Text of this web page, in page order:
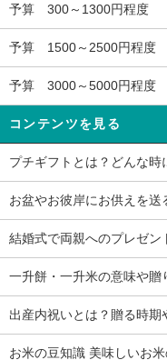
予算 300～1300円程度
予算 1500～2500円程度
予算 3000～5000円程度
コンテンツを見る
プチギフトとは？どんな時
お盆やお彼岸にお供えを送
結婚式で両親へのプレゼン
一升餅・一升米の意味や贈
出産内祝いとは？贈る時期
お米の豆知識 美味しいお